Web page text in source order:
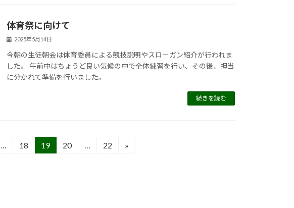
体育祭に向けて
2025年5月14日
今朝の生徒朝会は体育委員による競技説明やスローガン紹介が行われま
した。 午前中はちょうど良い気候の中で全体練習を行い、その後、担当
に分かれて準備を行いました。
続きを読む
…
固
18
固
19
固
20 …
固
22 »